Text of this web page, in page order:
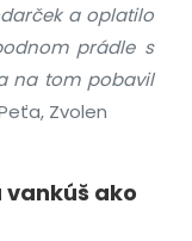
a oplatilo
prádle s
na tom pobavil
Zvolen
ako